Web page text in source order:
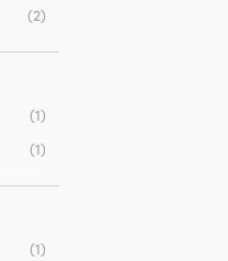
(2)
(1)
(1)
(1)